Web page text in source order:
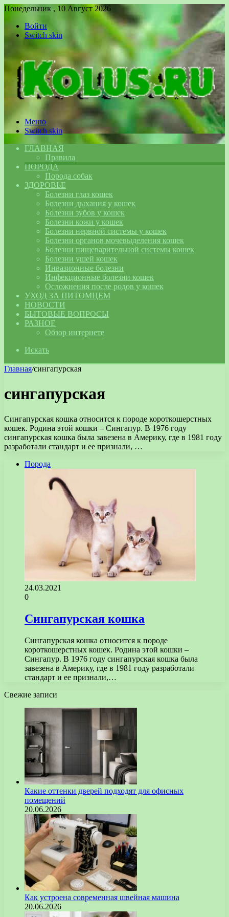
Понедельник , 10 Август 2026
Войти
Switch skin
Меню
Switch skin
ГЛАВНАЯ
Правила
ПОРОДА
Порода собак
ЗДОРОВЬЕ
Болезни глаз кошек
Болезни дыхания у кошек
Болезни зубов у кошек
Болезни кожи у кошек
Болезни нервной системы у кошек
Болезни органов мочевыделения кошек
Болезни пищеварительной системы кошек
Болезни ушей кошек
Инвазионные болезни
Инфекционные болезни кошек
Осложнения после родов у кошек
УХОД ЗА ПИТОМЦЕМ
НОВОСТИ
БЫТОВЫЕ ВОПРОСЫ
РАЗНОЕ
Обзор интернете
Искать
Главная/сингапурская
сингапурская
Сингапурская кошка относится к породе короткошерстных
кошек. Родина этой кошки – Сингапур. В 1976 году
сингапурская кошка была завезена в Америку, где в 1981 году
разработали стандарт и ее признали, …
Порода
24.03.2021
0
Сингапурская кошка
Сингапурская кошка относится к породе
короткошерстных кошек. Родина этой кошки –
Сингапур. В 1976 году сингапурская кошка была
завезена в Америку, где в 1981 году разработали
стандарт и ее признали,…
Свежие записи
Какие оттенки дверей подходят для офисных
помещений
20.06.2026
Как устроена современная швейная машина
20.06.2026